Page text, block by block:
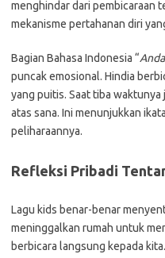
menghindar dari pembicaraan
mekanisme pertahanan diri
Bagian Bahasa Indonesia “
puncak emosional. Hindia
yang puitis. Saat tiba
atas sana. Ini menunjukkan
peliharaannya.
Refleksi Pribadi
Lagu kids benar-benar
meninggalkan rumah untuk
berbicara langsung kepada